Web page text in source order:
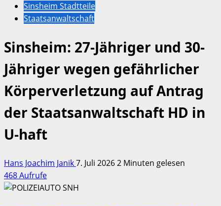
Sinsheim Stadtteile
Staatsanwaltschaft
Sinsheim: 27-Jähriger und 30-
Jähriger wegen gefährlicher
Körperverletzung auf Antrag
der Staatsanwaltschaft HD in
U-haft
Hans Joachim Janik7. Juli 20262 Minuten gelesen
468 Aufrufe